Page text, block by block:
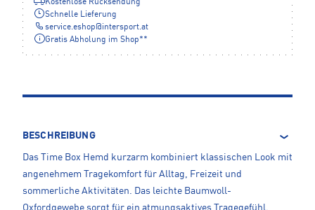
Kostenlose Rücksendung
Schnelle Lieferung
service.eshop@intersport.at
Gratis Abholung im Shop**
BESCHREIBUNG
Das Time Box Hemd kurzarm kombiniert klassischen Look mit
angenehmem Tragekomfort für Alltag, Freizeit und
sommerliche Aktivitäten. Das leichte Baumwoll-
Oxfordgewebe sorgt für ein atmungsaktives Tragegefühl,